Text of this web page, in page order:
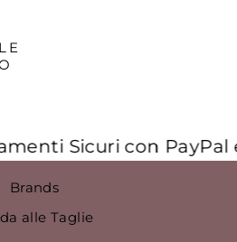
Sicuri con PayPal e
Brands
alle Taglie